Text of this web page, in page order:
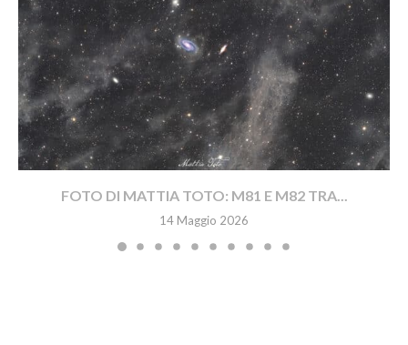
FOTO DI MATTIA TOTO: M81 E M82 TRA...
14 Maggio 2026